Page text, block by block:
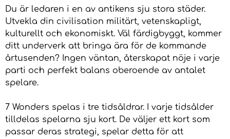
Du är ledaren i en av antikens sju stora städer.
Utvekla din civilisation militärt, vetenskapligt,
kulturellt och ekonomiskt. Väl färdigbyggt, kommer
ditt underverk att bringa ära för de kommande
årtusenden? Ingen väntan, återskapat nöje i varje
parti och perfekt balans oberoende av antalet
spelare.
7 Wonders spelas i tre tidsåldrar. I varje tidsålder
tilldelas spelarna sju kort. De väljer ett kort som
passar deras strategi, spelar detta för att